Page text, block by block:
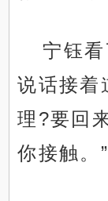
宁钰
说话接着
理?要回
你接触。”